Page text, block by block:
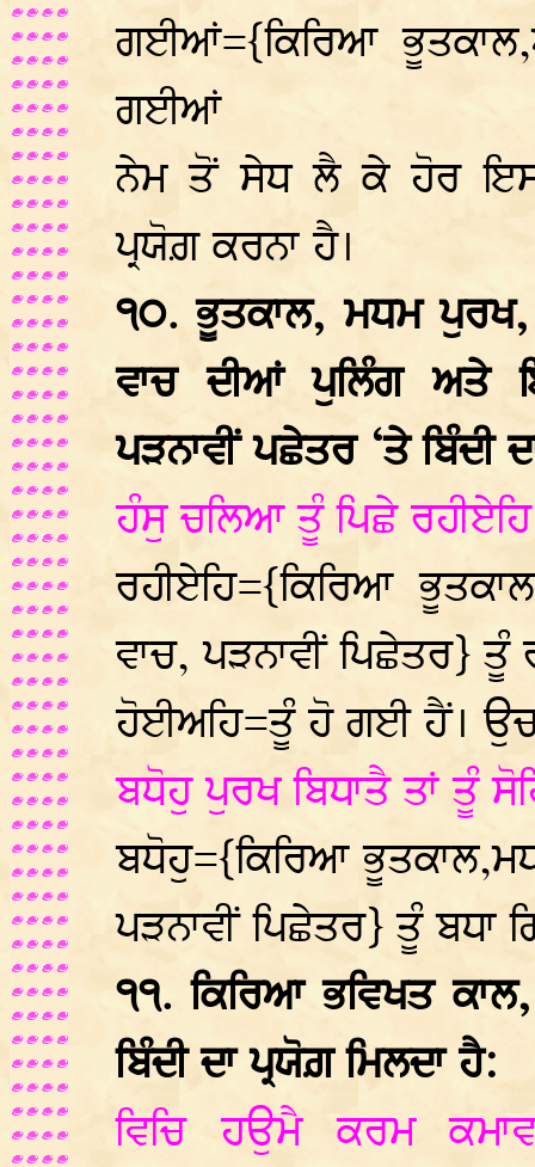
ਗਈਆਂ={ਕਿਰਿਆ
ਗਈਆਂ
ਨੇਮ ਤੋਂ ਸੇਧ ਲੈ ਕੇ ਹੋਰ ਇਸ
ਪ੍ਰਯੋਗ਼ ਕਰਨਾ ਹੈ।
੧੦. ਭੂਤਕਾਲ, ਮਧਮ
ਵਾਚ ਦੀਆਂ ਪੁਲਿੰਗ ਅਤੇ
ਪੜਨਾਵੀਂ ਪਛੇਤਰ ‘ਤੇ ਬਿੰਦੀ
ਹੰਸੁ ਚਲਿਆ ਤੂੰ ਪਿਛੇ
ਰਹੀਏਹਿ={ਕਿਰਿਆ
ਵਾਚ, ਪੜਨਾਵੀਂ ਪਿਛੇਤਰ}
ਹੋਈਅਹਿ=ਤੂੰ ਹੋ ਗਈ ਹੈਂ।
ਬਧੋਹੁ ਪੁਰਖ ਬਿਧਾਤੈ ਤਾਂ ਤੂੰ
ਬਧੋਹੁ={ਕਿਰਿਆ
ਪੜਨਾਵੀਂ ਪਿਛੇਤਰ} ਤੂੰ ਬਧਾ
੧੧. ਕਿਰਿਆ ਭਵਿਖਤ
ਬਿੰਦੀ ਦਾ ਪ੍ਰਯੋਗ਼ ਮਿਲਦਾ ਹੈ:
ਵਿਚਿ ਹਉਮੈ ਕਰਮ